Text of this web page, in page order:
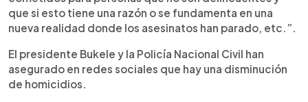
que si esto tiene una razón o se fundamenta en una
nueva realidad donde los asesinatos han parado, etc.”.
El presidente Bukele y la Policía Nacional Civil han
asegurado en redes sociales que hay una disminución
de homicidios.